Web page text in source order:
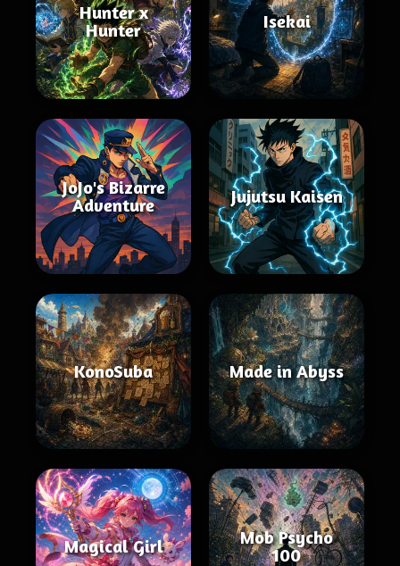
Hunter x
Hunter
Isekai
JoJo's Bizarre
Adventure
Jujutsu Kaisen
KonoSuba Made in Abyss
Magical Girl
Mob Psycho
100